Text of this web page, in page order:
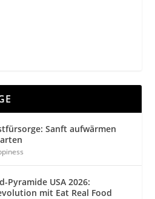
Sanft aufwärmen
Pyramide USA 2026:
mit Eat Real Food